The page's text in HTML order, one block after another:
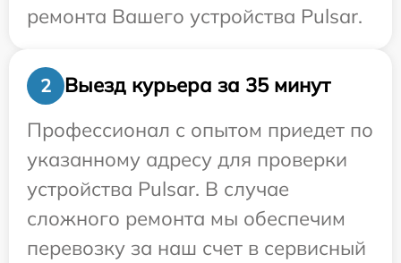
ремонта Вашего устройства Pulsar.
2
Выезд курьера за 35 минут
Профессионал с опытом приедет по
указанному адресу для проверки
устройства Pulsar. В случае
сложного ремонта мы обеспечим
перевозку за наш счет в сервисный